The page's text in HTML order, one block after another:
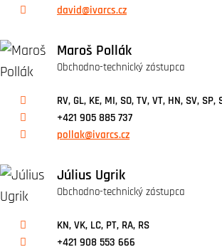
david@ivarcs.cz
Maroš Pollák
Obchodno-technický zástupca
RV, GL, KE, MI, SO, TV, VT, HN, SV, SP,
+421 905 885 737
pollak@ivarcs.cz
Július Ugrik
Obchodno-technický zástupca
KN, VK, LC, PT, RA, RS
+421 908 553 666